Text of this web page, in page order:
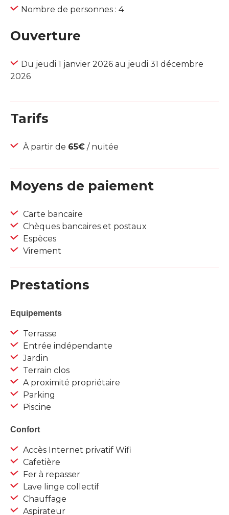
Nombre de personnes : 4
Ouverture
Du jeudi 1 janvier 2026 au jeudi 31 décembre
2026
Tarifs
À partir de 65€ / nuitée
Moyens de paiement
Carte bancaire
Chèques bancaires et postaux
Espèces
Virement
Prestations
Equipements
Terrasse
Entrée indépendante
Jardin
Terrain clos
A proximité propriétaire
Parking
Piscine
Confort
Accès Internet privatif Wifi
Cafetière
Fer à repasser
Lave linge collectif
Chauffage
Aspirateur